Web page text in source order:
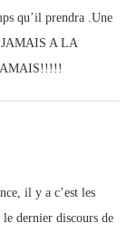
qu’il prendra .Une
JAMAIS A LA
il y a c’est les
dernier discours de